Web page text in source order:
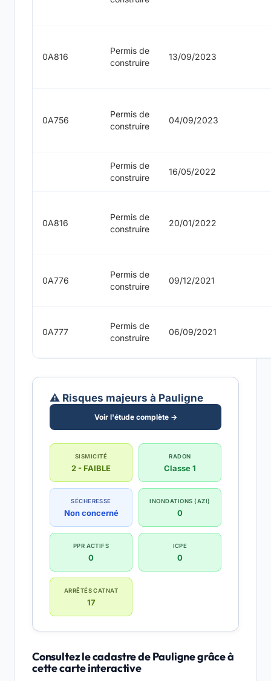
0A816
Permis de
construire
13/09/2023
0A756
Permis de
construire
04/09/2023
Permis de
construire
16/05/2022
0A816
Permis de
construire
20/01/2022
0A776
Permis de
construire
09/12/2021
0A777
Permis de
construire
06/09/2021
⚠️ Risques majeurs à Pauligne
Voir l'étude complète →
SISMICITÉ
2 - FAIBLE
RADON
Classe 1
SÉCHERESSE
Non concerné
INONDATIONS (AZI)
0
PPR ACTIFS
0
ICPE
0
ARRÊTÉS CATNAT
17
Consultez le cadastre de Pauligne grâce à
cette carte interactive